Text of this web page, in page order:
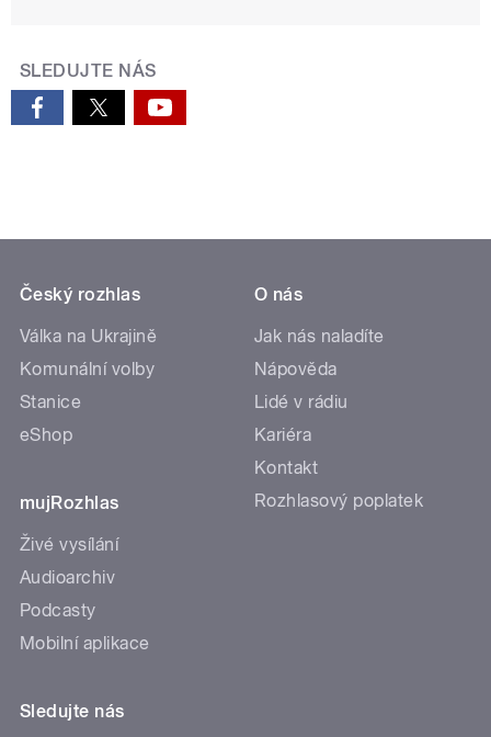
SLEDUJTE NÁS
Český rozhlas
Válka na Ukrajině
Komunální volby
Stanice
eShop
mujRozhlas
Živé vysílání
Audioarchiv
Podcasty
Mobilní aplikace
O nás
Jak nás naladíte
Nápověda
Lidé v rádiu
Kariéra
Kontakt
Rozhlasový poplatek
Sledujte nás